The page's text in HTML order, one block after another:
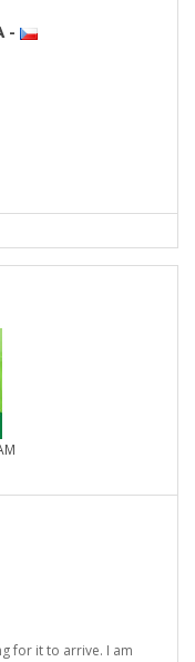
-
for it to arrive. I am